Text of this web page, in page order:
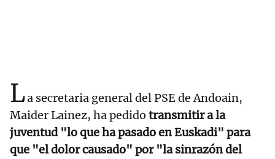
La secretaria general del PSE de Andoain,
Maider Lainez, ha pedido transmitir a la
juventud "lo que ha pasado en Euskadi" para
que "el dolor causado" por "la sinrazón del